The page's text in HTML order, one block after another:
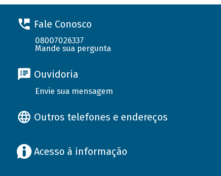
Fale Conosco
08007026337
Mande sua pergunta
Ouvidoria
Envie sua mensagem
Outros telefones e endereços
Acesso à informação